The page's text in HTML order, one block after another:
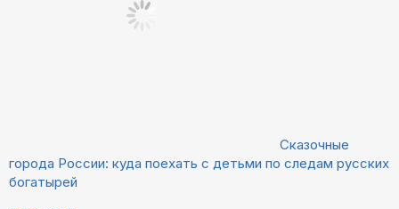
Сказочные
города России: куда поехать с детьми по следам русских
богатырей